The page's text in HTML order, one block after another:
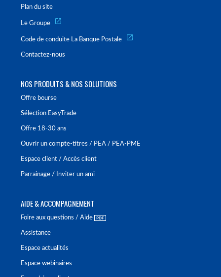
Plan du site
Le Groupe
Code de conduite La Banque Postale
Contactez-nous
NOS PRODUITS & NOS SOLUTIONS
Offre bourse
Sélection EasyTrade
Offre 18-30 ans
Ouvrir un compte-titres / PEA / PEA-PME
Espace client / Accès client
Parrainage / Inviter un ami
AIDE & ACCOMPAGNEMENT
Foire aux questions / Aide
Assistance
Espace actualités
Espace webinaires